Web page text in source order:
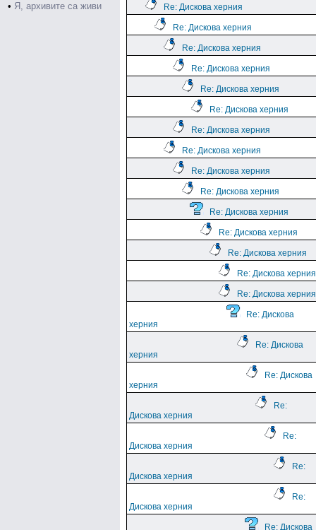
• Я, архивите са живи Re: Дискова херния
Re: Дискова херния
Re: Дискова херния
Re: Дискова херния
Re: Дискова херния
Re: Дискова херния
Re: Дискова херния
Re: Дискова херния
Re: Дискова херния
Re: Дискова херния
Re: Дискова херния
Re: Дискова херния
Re: Дискова херния
Re: Дискова херния
Re: Дискова херния
Re: Дискова
херния
Re: Дискова
херния
Re: Дискова
херния
Re:
Дискова херния
Re:
Дискова херния
Re:
Дискова херния
Re:
Дискова херния
Re: Дискова